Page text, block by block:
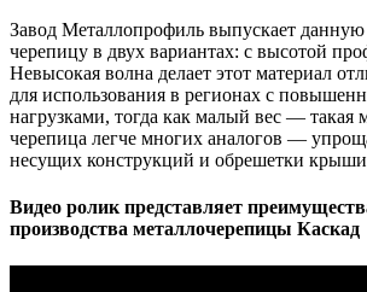
Завод Металлопрофиль выпускает
черепицу в двух вариантах: с высотой
Невысокая волна делает этот материал
для использования в регионах с
нагрузками, тогда как малый вес — такая
черепица легче многих аналогов —
несущих конструкций и обрешетки
Видео ролик представляет
производства металлочерепицы Каскад